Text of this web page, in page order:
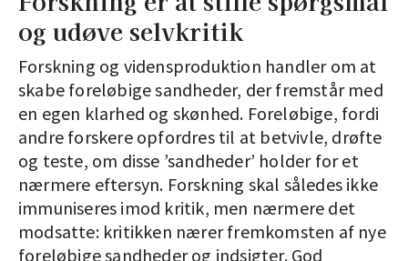
og udøve selvkritik
Forskning og vidensproduktion handler om at
skabe foreløbige sandheder, der fremstår med
en egen klarhed og skønhed. Foreløbige, fordi
andre forskere opfordres til at betvivle, drøfte
og teste, om disse ’sandheder’ holder for et
nærmere eftersyn. Forskning skal således ikke
immuniseres imod kritik, men nærmere det
modsatte: kritikken nærer fremkomsten af nye
foreløbige sandheder og indsigter. God